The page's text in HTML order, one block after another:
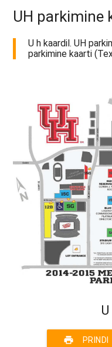
UH parkimine
U h kaardil. UH
parkimine kaarti
print PRINDI